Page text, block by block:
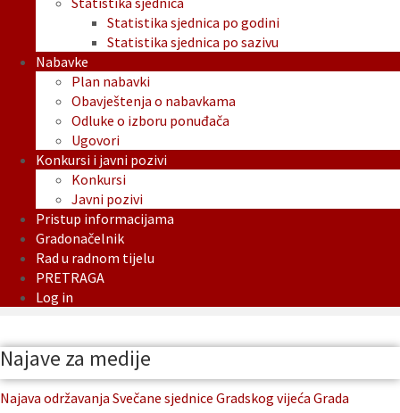
Statistika sjednica po godini
Statistika sjednica po sazivu
Nabavke
Plan nabavki
Obavještenja o nabavkama
Odluke o izboru ponuđača
Ugovori
Konkursi i javni pozivi
Konkursi
Javni pozivi
Pristup informacijama
Gradonačelnik
Rad u radnom tijelu
PRETRAGA
Log in
Najave za medije
Najava održavanja Svečane sjednice Gradskog vijeća Grada